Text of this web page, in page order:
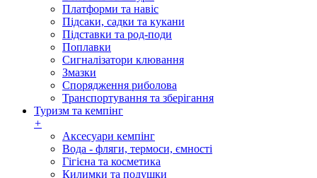
Платформи та навіс
Підсаки, садки та кукани
Підставки та род-поди
Поплавки
Сигналізатори клювання
Змазки
Спорядження риболова
Транспортування та зберігання
Туризм та кемпінг
+
Аксесуари кемпінг
Вода - фляги, термоси, ємності
Гігієна та косметика
Килимки та подушки